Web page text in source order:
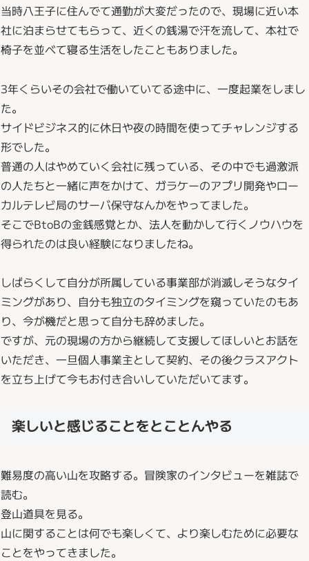
当時八王子に住んでて通勤が大変だったので、現場に近い本
社に泊まらせてもらって、近くの銭湯で汗を流して、本社で
椅子を並べて寝る生活をしたこともありました。
3年くらいその会社で働いていてる途中に、一度起業をしまし
た。
サイドビジネス的に休日や夜の時間を使ってチャレンジする
形でした。
普通の人はやめていく会社に残っている、その中でも過激派
の人たちと一緒に声をかけて、ガラケーのアプリ開発やロー
カルテレビ局のサーバ保守なんかをやってました。
そこでBtoBの金銭感覚とか、法人を動かして行くノウハウを
得られたのは良い経験になりましたね。
しばらくして自分が所属している事業部が消滅しそうなタイ
ミングがあり、自分も独立のタイミングを窺っていたのもあ
り、今が機だと思って自分も辞めました。
ですが、元の現場の方から継続して支援してほしいとお話を
いただき、一旦個人事業主として契約、その後クラスアクト
を立ち上げて今もお付き合いしていただいてます。
楽しいと感じることをとことんやる
難易度の高い山を攻略する。冒険家のインタビューを雑誌で
読む。
登山道具を見る。
山に関することは何でも楽しくて、より楽しむために必要な
ことをやってきました。